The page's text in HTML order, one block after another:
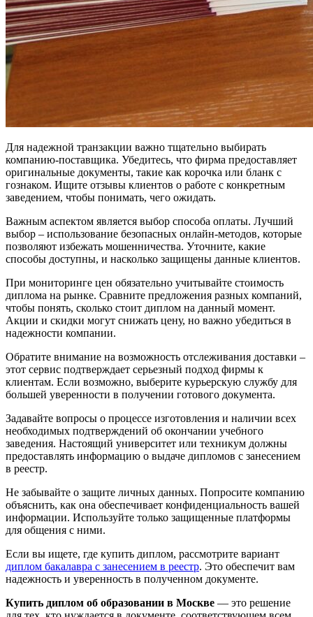
Для надежной транзакции важно тщательно выбирать
компанию-поставщика. Убедитесь, что фирма предоставляет
оригинальные документы, такие как корочка или бланк с
гознаком. Ищите отзывы клиентов о работе с конкретным
заведением, чтобы понимать, чего ожидать.
Важным аспектом является выбор способа оплаты. Лучший
выбор – использование безопасных онлайн-методов, которые
позволяют избежать мошенничества. Уточните, какие
способы доступны, и насколько защищены данные клиентов.
При мониторинге цен обязательно учитывайте стоимость
диплома на рынке. Сравните предложения разных компаний,
чтобы понять, сколько стоит диплом на данный момент.
Акции и скидки могут снижать цену, но важно убедиться в
надежности компании.
Обратите внимание на возможность отслеживания доставки –
этот сервис подтверждает серьезный подход фирмы к
клиентам. Если возможно, выберите курьерскую службу для
большей уверенности в получении готового документа.
Задавайте вопросы о процессе изготовления и наличии всех
необходимых подтверждений об окончании учебного
заведения. Настоящий университет или техникум должны
предоставлять информацию о выдаче дипломов с занесением
в реестр.
Не забывайте о защите личных данных. Попросите компанию
объяснить, как она обеспечивает конфиденциальность вашей
информации. Используйте только защищенные платформы
для общения с ними.
Если вы ищете, где купить диплом, рассмотрите вариант
диплом бакалавра с занесением в реестр. Это обеспечит вам
надежность и уверенность в полученном документе.
Купить диплом об образовании в Москве — это решение